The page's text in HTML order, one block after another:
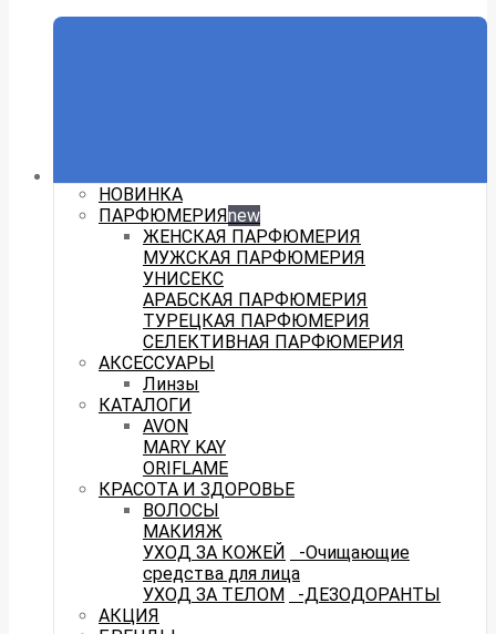
НОВИНКА
ПАРФЮМЕРИЯnew
ЖЕНСКАЯ ПАРФЮМЕРИЯ
МУЖСКАЯ ПАРФЮМЕРИЯ
УНИСЕКС
АРАБСКАЯ ПАРФЮМЕРИЯ
ТУРЕЦКАЯ ПАРФЮМЕРИЯ
СЕЛЕКТИВНАЯ ПАРФЮМЕРИЯ
АКСЕССУАРЫ
Линзы
КАТАЛОГИ
AVON
MARY KAY
ORIFLAME
КРАСОТА И ЗДОРОВЬЕ
ВОЛОСЫ
МАКИЯЖ
УХОД ЗА КОЖЕЙ
-Очищающие
средства для лица
УХОД ЗА ТЕЛОМ
-ДЕЗОДОРАНТЫ
АКЦИЯ